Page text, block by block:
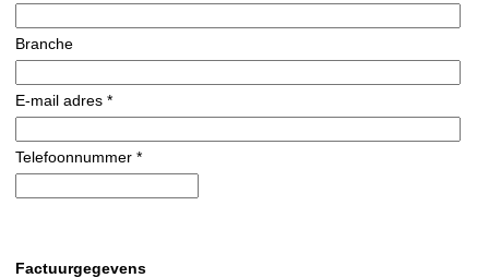
Branche
E-mail adres *
Telefoonnummer *
Factuurgegevens